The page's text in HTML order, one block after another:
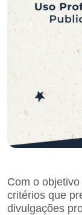
Com o
critérios que
divulgações